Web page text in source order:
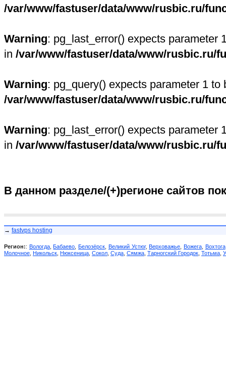
/var/www/fastuser/data/www/rusbic.ru/
Warning: pg_last_error() expects parameter
in /var/www/fastuser/data/www/rusbic.ru/
Warning: pg_query() expects parameter 1
/var/www/fastuser/data/www/rusbic.ru/
Warning: pg_last_error() expects parameter
in /var/www/fastuser/data/www/rusbic.ru/
В данном разделе/(+)регионе сайтов
→ fastvps hosting
Регион:: Вологда,Бабаево ,Белозёрск Великий Устюг,Верховажье Вожега, Вохтога
Молочное Никольск Нюксеница Сокол Суда Сямжа Тарногский Городок Тотьма